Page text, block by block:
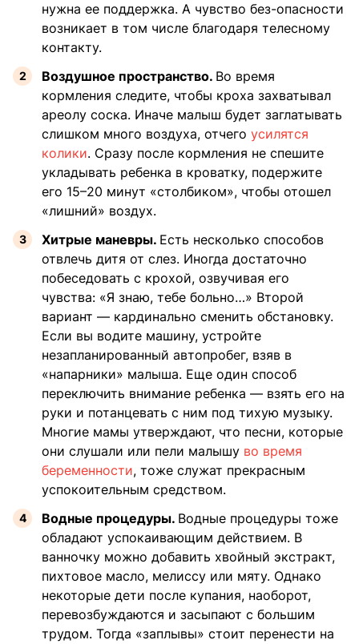
нужна ее поддержка. А чувство без-опасности
возникает в том числе благодаря телесному
контакту.
Воздушное пространство. Во время
кормления следите, чтобы кроха захватывал
ареолу соска. Иначе малыш будет заглатывать
слишком много воздуха, отчего усилятся
колики. Сразу после кормления не спешите
укладывать ребенка в кроватку, подержите
его 15–20 минут «столбиком», чтобы отошел
«лишний» воздух.
Хитрые маневры. Есть несколько способов
отвлечь дитя от слез. Иногда достаточно
побеседовать с крохой, озвучивая его
чувства: «Я знаю, тебе больно…» Второй
вариант — кардинально сменить обстановку.
Если вы водите машину, устройте
незапланированный автопробег, взяв в
«напарники» малыша. Еще один способ
переключить внимание ребенка — взять его на
руки и потанцевать с ним под тихую музыку.
Многие мамы утверждают, что песни, которые
они слушали или пели малышу во время
беременности, тоже служат прекрасным
успокоительным средством.
Водные процедуры. Водные процедуры тоже
обладают успокаивающим действием. В
ванночку можно добавить хвойный экстракт,
пихтовое масло, мелиссу или мяту. Однако
некоторые дети после купания, наоборот,
перевозбуждаются и засыпают с большим
трудом. Тогда «заплывы» стоит перенести на